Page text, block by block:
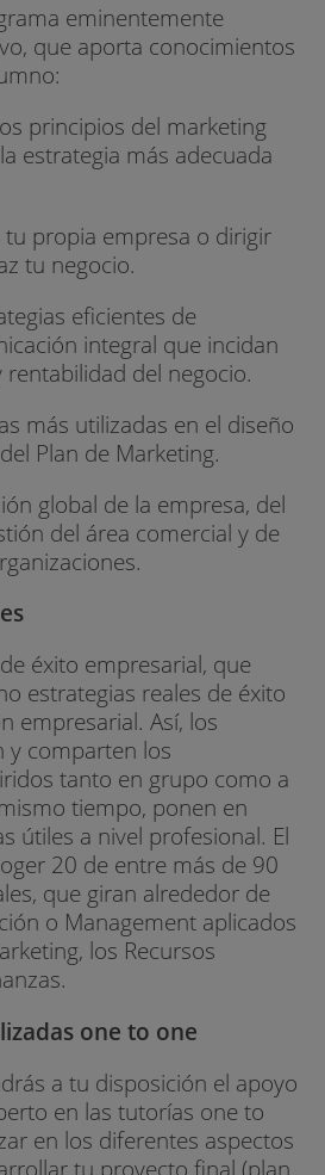
eminentemente
que aporta conocimientos
principios del marketing
estrategia más adecuada
propia empresa o dirigir
tu negocio.
eficientes de
integral que incidan
del negocio.
más utilizadas en el diseño
Plan de Marketing.
global de la empresa, del
del área comercial y de
éxito empresarial, que
estrategias reales de éxito
empresarial. Así, los
y comparten los
tanto en grupo como a
tiempo, ponen en
útiles a nivel profesional. El
20 de entre más de 90
que giran alrededor de
o Management aplicados
los Recursos
one to one
a tu disposición el apoyo
en las tutorías one to
en los diferentes aspectos
tu proyecto final (plan